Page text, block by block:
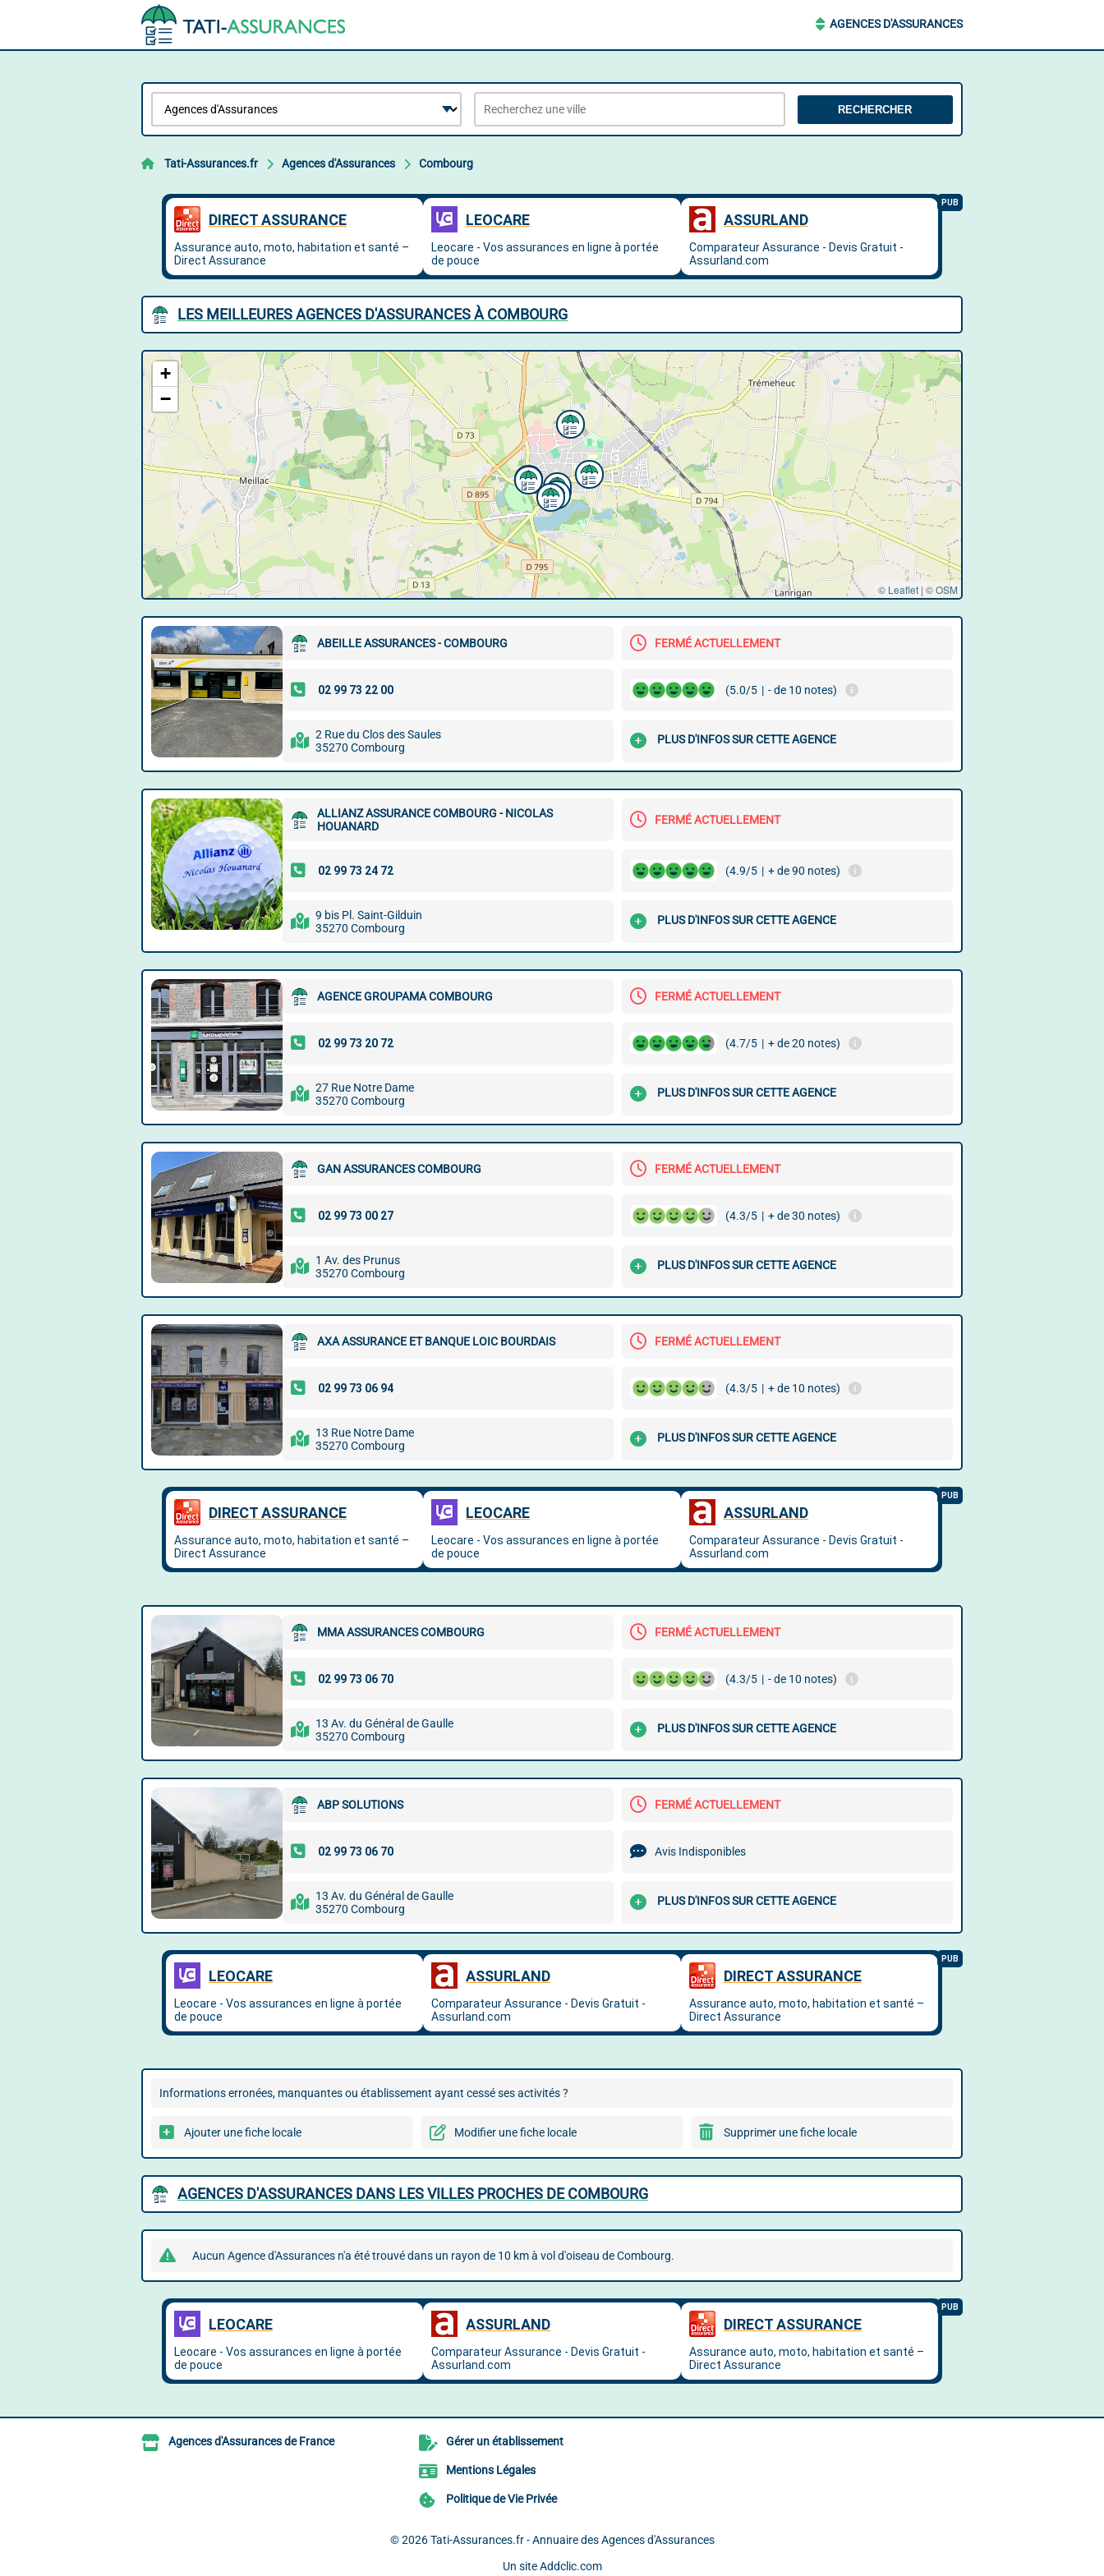
AGENCES D'ASSURANCES
RECHERCHER
Tati-Assurances.fr Agences d'Assurances Combourg
LES MEILLEURES AGENCES D'ASSURANCES À COMBOURG
+
−
© Leaflet | ©OSM
ABEILLE ASSURANCES - COMBOURG FERMÉ ACTUELLEMENT
(5.0/5 | - de 10 notes)
2 Rue du Clos des Saules
35270 Combourg
PLUS D'INFOS SUR CETTE AGENCE
ALLIANZ ASSURANCE COMBOURG - NICOLAS
HOUANARD
FERMÉ ACTUELLEMENT
(4.9/5 | + de 90 notes)
9 bis Pl. Saint-Gilduin
35270 Combourg
PLUS D'INFOS SUR CETTE AGENCE
AGENCE GROUPAMA COMBOURG FERMÉ ACTUELLEMENT
(4.7/5 | + de 20 notes)
27 Rue Notre Dame
35270 Combourg
PLUS D'INFOS SUR CETTE AGENCE
GAN ASSURANCES COMBOURG FERMÉ ACTUELLEMENT
(4.3/5 | + de 30 notes)
1 Av. des Prunus
35270 Combourg
PLUS D'INFOS SUR CETTE AGENCE
AXA ASSURANCE ET BANQUE LOIC BOURDAIS FERMÉ ACTUELLEMENT
(4.3/5 | + de 10 notes)
13 Rue Notre Dame
35270 Combourg
PLUS D'INFOS SUR CETTE AGENCE
MMA ASSURANCES COMBOURG FERMÉ ACTUELLEMENT
(4.3/5 | - de 10 notes)
13 Av. du Général de Gaulle
35270 Combourg
PLUS D'INFOS SUR CETTE AGENCE
ABP SOLUTIONS FERMÉ ACTUELLEMENT
Avis Indisponibles
13 Av. du Général de Gaulle
35270 Combourg
PLUS D'INFOS SUR CETTE AGENCE
Informations erronées, manquantes ou établissement ayant cessé ses activités ?
Ajouter une fiche locale Modifier une fiche locale Supprimer une fiche locale
AGENCES D'ASSURANCES DANS LES VILLES PROCHES DE COMBOURG
Aucun Agence d'Assurances n'a été trouvé dans un rayon de 10 km à vol d'oiseau de Combourg.
Agences d'Assurances de France Gérer un établissement
Mentions Légales
Politique de Vie Privée
© 2026 Tati-Assurances.fr - Annuaire des Agences d'Assurances
Un site Addclic.com